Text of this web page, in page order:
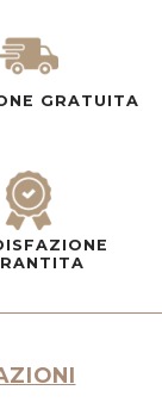
GRATUITA